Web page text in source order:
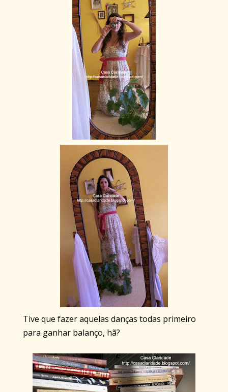
Tive que fazer aquelas danças todas primeiro
para ganhar balanço, hã?